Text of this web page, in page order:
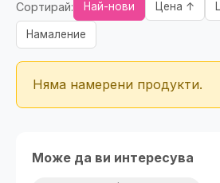
Сортирай: Най-нови Цена ↑
Намаление
Няма намерени продукти.
Може да ви интересува